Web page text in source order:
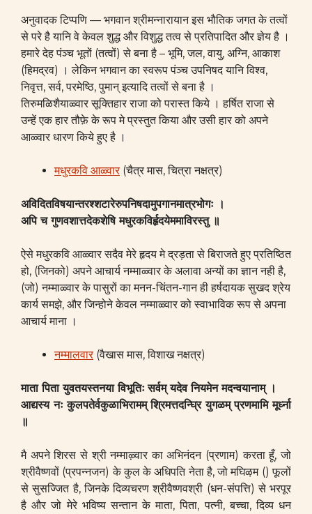
अनुवादक टिप्पणि — भगवान श्रीमन्नारायान इस भौतिक जगत के तत्वों
से परे है यानि वे केवल शुद्ध और विशुद्ध तत्व से प्रतिपादित और ज्ञेय है ।
हमारे देह पंञ्च भूतों (तत्वों) से बना है – भूमि, जल, वायु, अग्नि, आकाश
(हिमद्रव) । लेकिन भगवान का स्वरूप पंञ्च उपनिषद यानि विश्व,
निवृत्त, सर्व, परमेष्ठि, पुमान् इत्यादि तत्वों से बना है ।
तिरुमळिशैयाळ्वार सूक्तिहार राजा को परास्त किये । हर्षित राजा से
उन्हें एक हार तौफ़े के रूप मे प्रस्तुत किया और उसी हार को अपने
आळ्वार धारण किये हुए है ।
मधुरकवि आळ्वार(चैत्र मास, चित्रा नक्षत्र)
अविदितविषयान्तरश्शटारेरुपनिषदामुपगानमात्रभोगः ।
अपि च गुणवशात्तदेकशेषि मधुरकविर्हृदयेममाविरस्तु ॥
ऐसे मधुरकवि आळ्वार सदैव मेरे हृदय मे द्रड़ता से बिराजते हुए प्रतिष्ठित
हो, (जिनको) अपने आचार्य नम्माळ्वार के अलावा अन्यों का ज्ञान नही है,
(जो) नम्माळ्वार के पासुरों का मनन-चिंतन-गान ही हर्षदायक सुखद श्रेय
कार्य समझे, और जिन्होने केवल नम्माळ्वार को स्वाभाविक रूप से अपना
आचार्य माना ।
नम्मालवार(वैखास मास, विशाख नक्षत्र)
माता पिता युवतयस्तनया विभूतिः सर्वम् यदेव नियमेन मदन्वयानाम् ।
आद्यस्य नः कुलपतेर्वकुळाभिरामम् श्रिमत्तदन्घ्रि युगळम् प्रणमामि मूर्ध्ना
॥
मै अपने शिरस से श्री नम्माऴ्वार का अभिनंदन (प्रणाम) करता हूँ, जो
श्रीवैष्णवों (प्रपन्नजन) के कुल के अधिपति नेता है, जो मघिऴम () फूलों
से सुसज्जित है, जिनके दिव्यचरण श्रीवैष्णवश्री (धन-संपत्ति) से भरपूर
है और जो मेरे भविष्य सन्तान के माता, पिता, पत्नी, बच्चा, दिव्य धन